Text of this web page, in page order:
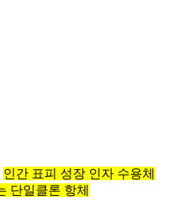
인간 표피 성장 인자 수용체
단일클론 항체